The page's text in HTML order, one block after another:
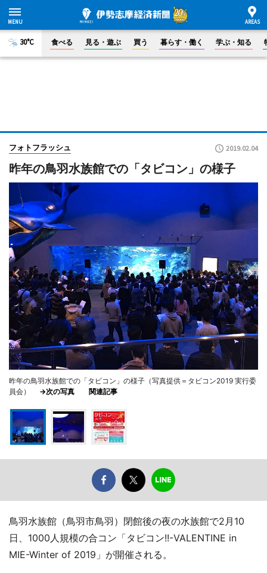
30°C 食べる 見る・遊ぶ 買う 暮らす・働く 学ぶ・知る
フォトフラッシュ 2019.02.04
昨年の鳥羽水族館での「タビコン」の様子
昨年の鳥羽水族館での「タビコン」の様子（写真提供＝タビコン2019 実行委
員会）
→次の写真 関連記事
鳥羽水族館（鳥羽市鳥羽）閉館後の夜の水族館で2月10
日、1000人規模の合コン「タビコン!!-VALENTINE in
MIE-Winter of 2019」が開催される。